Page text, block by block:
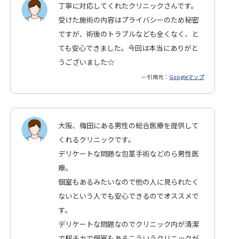
丁寧に対応してくれたクリニックさんです。
受けた施術の内容はプライバシーのため秘密
ですが、術後のトラブルなども全くなく、と
ても安心できました。今回は本当にありがと
うございました☆
— 引用元： Googleマップ
大阪、梅田にある男性の総合医療を提供して
くれるクリニックです。
デリケートな問題な包茎手術などのら男性医
療。
個室もあるみたいなので他の人に見られたく
ないという人でも安心できるのでオススメで
す。
デリケートな問題なのでクリニック内が清潔